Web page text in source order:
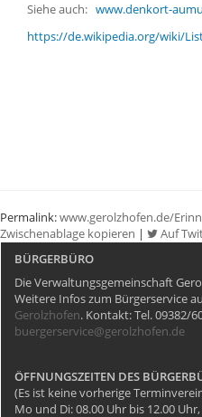
Siehe auch: www.denkort-
https://de.wikipedia.org/wiki/
Permalink:www.gerolzhofen.de/
Zwischenablage kopieren | Auf
BÜRGERBÜRO
Die Verwaltungsgemeinschaft
Weitere Infos zum Bürgerservice
Gerolzhofen. Kontakt: Tel. 09382/
buergerservice@gerolzhofen.de
ÖFFNUNGSZEITEN DES
(Es ist keine vorherige
Mo und Di: 08.00 Uhr bis 12.00